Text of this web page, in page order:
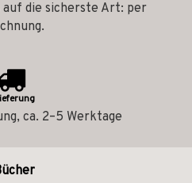
auf die sicherste Art: per
ca. 2–5 Werktage